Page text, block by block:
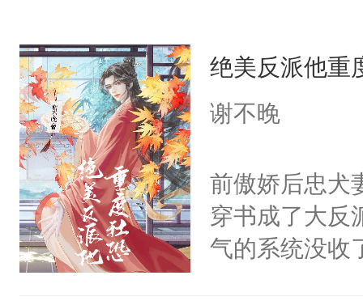
绝美反派他重
谢不晚
前傲娇后忠犬
穿书成了大反
气的系统没收